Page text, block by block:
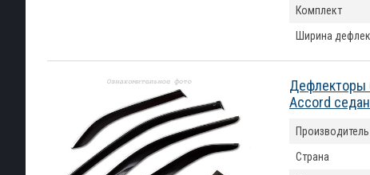
Комплект
Ширина
Дефлекторы
Accord
Производитель
Страна